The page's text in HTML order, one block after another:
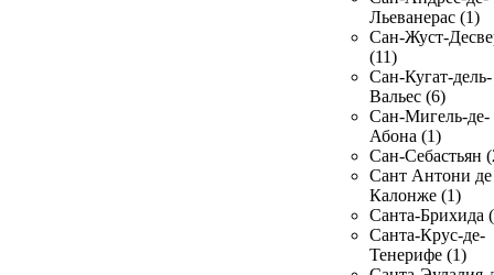
Льеванерас (1)
Сан-Жуст-
(11)
Сан-Кугат-дель-
Вальес (6)
Сан-Мигель-де-
Абона (1)
Сан-Себастьян
Сант Антони де
Калонже (1)
Санта-Брихида
Санта-Крус-де-
Тенерифе (1)